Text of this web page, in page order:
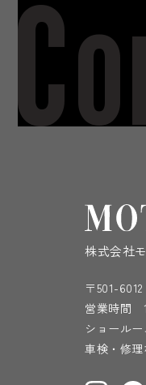
株式会社
〒501-
営業時間
ショールー
車検・修理